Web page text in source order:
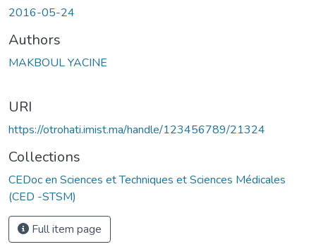
2016-05-24
Authors
MAKBOUL YACINE
URI
https://otrohati.imist.ma/handle/123456789/21324
Collections
CEDoc en Sciences et Techniques et Sciences Médicales
(CED -STSM)
Full item page